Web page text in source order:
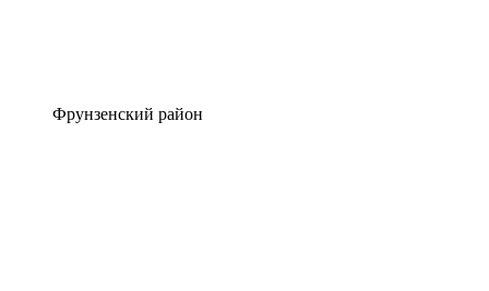
Фрунзенский район